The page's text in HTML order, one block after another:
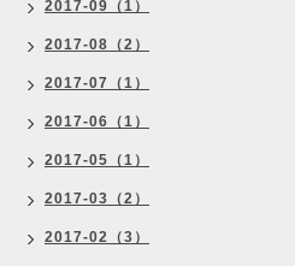
2017-09（1）
2017-08（2）
2017-07（1）
2017-06（1）
2017-05（1）
2017-03（2）
2017-02（3）